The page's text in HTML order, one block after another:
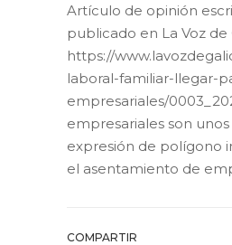
Artículo de opinión
publicado en La Voz de
https://
laboral-familiar-llegar-
empresariales/
empresariales son
expresión de polígono
el asentamiento de
COMPARTIR